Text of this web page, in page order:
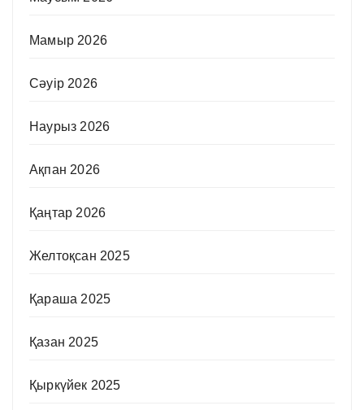
Мамыр 2026
Сәуір 2026
Наурыз 2026
Ақпан 2026
Қаңтар 2026
Желтоқсан 2025
Қараша 2025
Қазан 2025
Қыркүйек 2025